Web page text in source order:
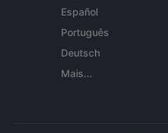
Español
Português
Deutsch
Mais...